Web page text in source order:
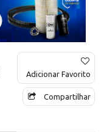
Adicionar Favorito
Compartilhar